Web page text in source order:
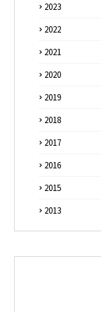
2023
2022
2021
2020
2019
2018
2017
2016
2015
2013